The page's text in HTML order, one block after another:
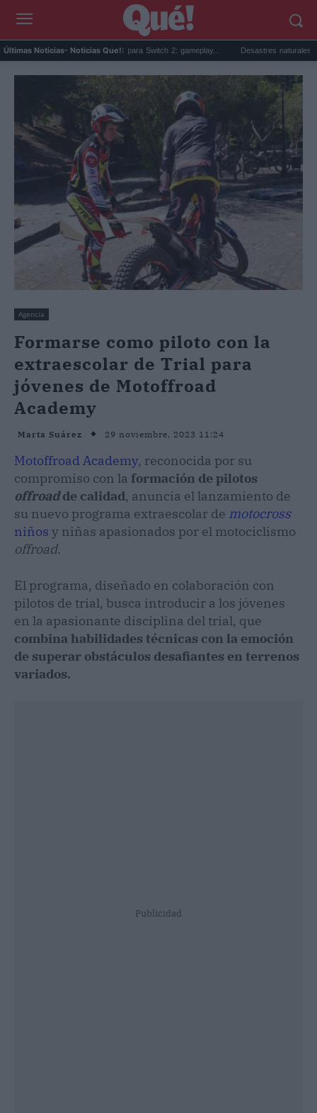
Últimas Noticias- Noticias Que!:
sorpresa de Minecraft para Switch 2: gameplay... Desastres naturales: qué
Agencia
Formarse como piloto con la
extraescolar de Trial para
jóvenes de Motoffroad
Academy
Marta Suárez 29 noviembre, 2023 11:24
Motoffroad Academy, reconocida por su
compromiso con la formación de pilotos
offroadde calidad, anuncia el lanzamiento de
su nuevo programa extraescolar de motocross
niños y niñas apasionados por el motociclismo
offroad.
El programa, diseñado en colaboración con
pilotos de trial, busca introducir a los jóvenes
en la apasionante disciplina del trial, que
combina habilidades técnicas con la emoción
de superar obstáculos desafiantes en terrenos
variados.
Publicidad